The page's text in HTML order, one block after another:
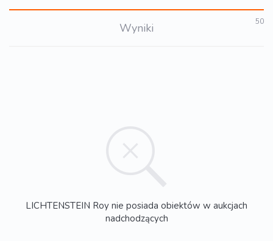
Wyniki 50
LICHTENSTEIN Roy nie posiada obiektów w aukcjach
nadchodzących